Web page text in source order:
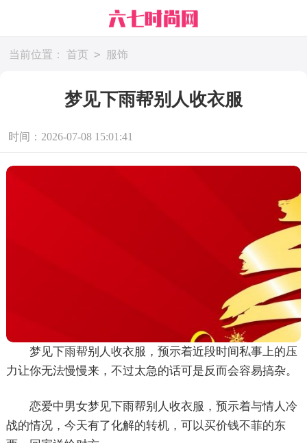
当前位置： 首页 > 服饰
梦见下雨帮别人收衣服
时间：2026-07-08 15:01:41
梦见下雨帮别人收衣服，预示着近段时间私事上的压
力让你无法慢慢来，不过太急的话可是反而会容易搞杂。
恋爱中男女梦见下雨帮别人收衣服，预示着与情人冷
战的情况，今天有了化解的转机，可以买价钱不菲的东